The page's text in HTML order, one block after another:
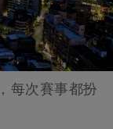
每次賽事都扮